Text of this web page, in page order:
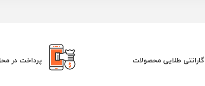
گارانتی طلایی محصولات پرداخت در